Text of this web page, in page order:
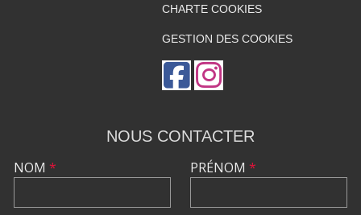
CHARTE COOKIES
GESTION DES COOKIES
NOUS CONTACTER
NOM * PRÉNOM *